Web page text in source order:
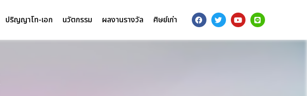
ปริญญาโท-เอก นวัตกรรม ผลงานรางวัล ศิษย์เก่า